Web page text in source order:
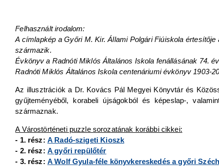
Felhasznált irodalom:
A címlapkép a Győri M. Kir. Állami Polgári Fiúiskola
származik.
Évkönyv a Radnóti Miklós Általános Iskola fenállásának 74.
Radnóti Miklós Általános Iskola centenáriumi évkönyv 1903-
Az illusztrációk a Dr. Kovács Pál Megyei Könyvtár és
gyűjteményéből, korabeli újságokból és képeslap-,
származnak.
A Várostörténeti puzzle sorozatának korábbi cikkei:
- 1. rész: A Radó-szigeti Kioszk
- 2. rész: A győri repülőtér
- 3. rész: A Wolf Gyula-féle könyvkereskedés a győri